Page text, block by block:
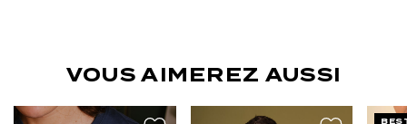
VOUS AIMEREZ AUSSI